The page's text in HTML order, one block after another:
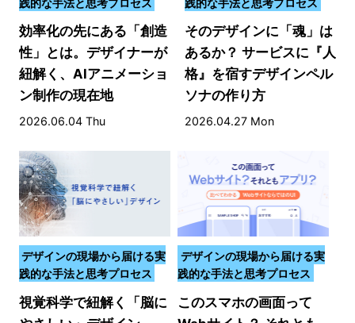
効率化の先にある「創造
性」とは。デザイナーが
紐解く、AIアニメーショ
ン制作の現在地
2026.06.04 Thu
そのデザインに「魂」は
あるか？ サービスに『人
格』を宿すデザインペル
ソナの作り方
2026.04.27 Mon
デザインの現場から届ける実
践的な手法と思考プロセス
視覚科学で紐解く「脳に
デザインの現場から届ける実
践的な手法と思考プロセス
このスマホの画面って